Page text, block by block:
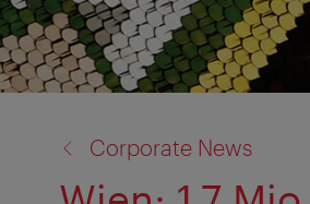
Corporate News